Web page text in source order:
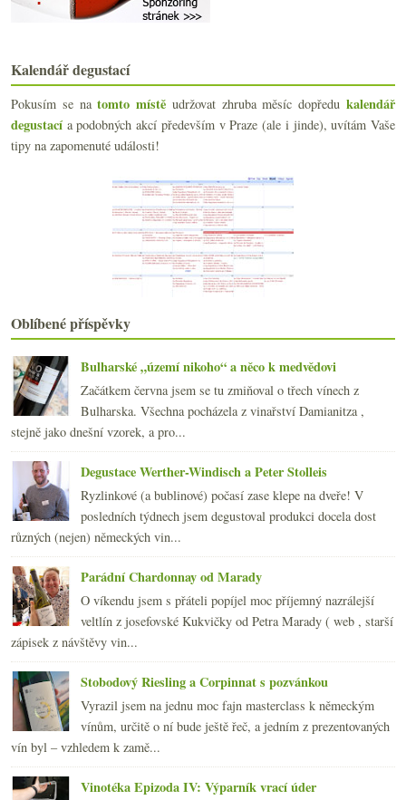
► června (25)
Vinaři, exportujte do Číny!
Jak správně vyslovovat jména vín…
10 + 1 ryzlinkových zajímavostí
Hodina mezi psem a vlkem
Oslava poctivých vín
„Dr. L“ aneb léčba ryzlinkem
Sójovými párky zdegenerované pokolení
Výsledky ankety „K obědu ve všední den piju nejčas...
Burgundsko s Pascalem Wagnerem
Prezentace sortimentu Global Wines 2008
Je libo Beaujeaule či Chardenang?
Salon vín České republiky 2008
Château Malescot St. Exupéry 1975 – 2004
Reklamujte korkové víno!
Páteční korkohrátky
Degustační štěstí v neštěstí
Veltlínská chuť terroir
Chateauneuf-du-Pape Cuvée Réservée 2003 – Domaine ...
Návštěva vinných sklepů v Kutné Hoře
František Mádl – Zweigeltrebe 2005 barrique
Výsledky ankety „Degustace, ochutnávky, košty vína...
►dubna(23)
►března(19)
►února
►ledna (24)
►2007(108)
Kalendář degustací
Pokusím se natomto místě udržovat zhruba měsíc dopředukalendář
degustacía podobných akcí především v Praze (ale i jinde), uvítám Vaše
tipy na zapomenuté události!
Oblíbené příspěvky
Bulharské „území nikoho“ a něco k medvědovi
Začátkem června jsem se tu zmiňoval o třech vínech z
Bulharska. Všechna pocházela z vinařství Damianitza ,
stejně jako dnešní vzorek, a pro...
Degustace Werther-Windisch a Peter Stolleis
Ryzlinkové (a bublinové) počasí zase klepe na dveře! V
posledních týdnech jsem degustoval produkci docela dost
různých (nejen) německých vin...
Parádní Chardonnay od Marady
O víkendu jsem s přáteli popíjel moc příjemný nazrálejší
veltlín z josefovské Kukvičky od Petra Marady ( web , starší
zápisek z návštěvy vin...
Stobodový Riesling a Corpinnat s pozvánkou
Vyrazil jsem na jednu moc fajn masterclass k německým
vínům, určitě o ní bude ještě řeč, a jedním z prezentovaných
vín byl – vzhledem k zamě...
Vinotéka Epizoda IV: Výparník vrací úder